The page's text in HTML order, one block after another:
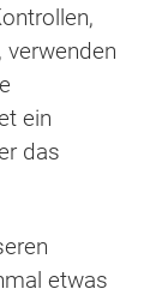
verwenden
ein
das
etwas